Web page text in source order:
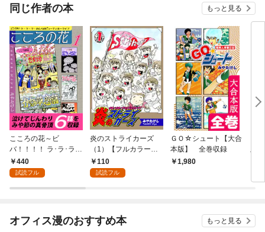
同じ作者の本 もっと見る
こころの花～ビ
バ！！！！ ラ･ラ･ラ･
わしらのビューティホ
ーライフ～（1）
440
試読フル
炎のストライカーズ
（1）【フルカラー：
第1話／第2話】
110
試読フル
ＧＯ☆シュート【大合
本版】 全巻収録
1,980
版
オフィス漫のおすすめ本 もっと見る